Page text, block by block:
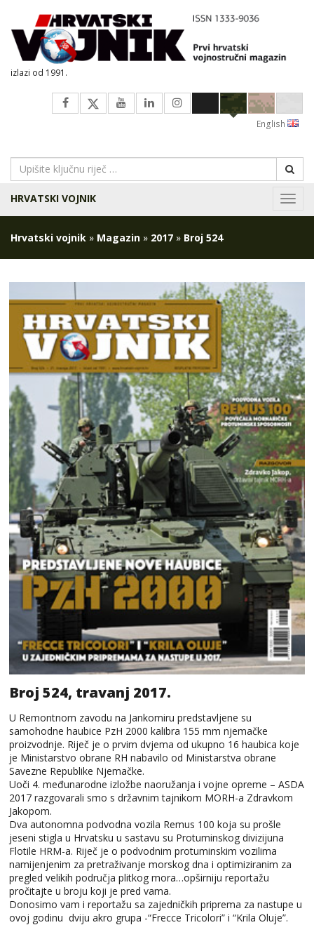
izlazi od 1991.
English
HRVATSKI VOJNIK
Hrvatski vojnik » Magazin » 2017 » Broj 524
Broj 524, travanj 2017.
U Remontnom zavodu na Jankomiru predstavljene su
samohodne haubice PzH 2000 kalibra 155 mm njemačke
proizvodnje. Riječ je o prvim dvjema od ukupno 16 haubica koje
je Ministarstvo obrane RH nabavilo od Ministarstva obrane
Savezne Republike Njemačke.
Uoči 4. međunarodne izložbe naoružanja i vojne opreme – ASDA
2017 razgovarali smo s državnim tajnikom MORH-a Zdravkom
Jakopom.
Dva autonomna podvodna vozila Remus 100 koja su prošle
jeseni stigla u Hrvatsku u sastavu su Protuminskog divizijuna
Flotile HRM-a. Riječ je o podvodnim protuminskim vozilima
namijenjenim za pretraživanje morskog dna i optimiziranim za
pregled velikih područja plitkog mora…opširniju reportažu
pročitajte u broju koji je pred vama.
Donosimo vam i reportažu sa zajedničkih priprema za nastupe u
ovoj godinu dviju akro grupa -“Frecce Tricolori” i “Krila Oluje”.